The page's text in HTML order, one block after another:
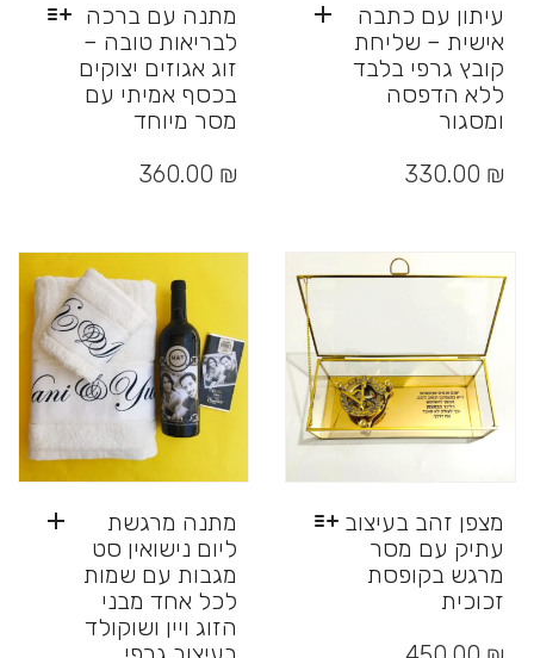
מתנה עם ברכה
לבריאות טובה –
זוג אגוזים יצוקים
בכסף אמיתי עם
מסר מיוחד
זה
האפשרויות
בעמוד
המוצר
360.00 ₪
עיתון עם כתבה
אישית – שליחת
קובץ גרפי בלבד
ללא הדפסה
ומסגור
330.00 ₪
מתנה מרגשת
ליום נישואין סט
מגבות עם שמות
לכל אחד מבני
הזוג ויין ושוקולד
מצפן זהב בעיצוב
עתיק עם מסר
מרגש בקופסת
זכוכית
זה